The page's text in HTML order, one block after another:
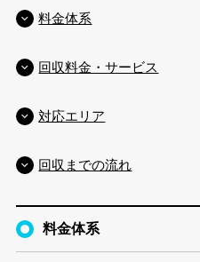
料金体系
回収料金・サービス
対応エリア
回収までの流れ
料金体系